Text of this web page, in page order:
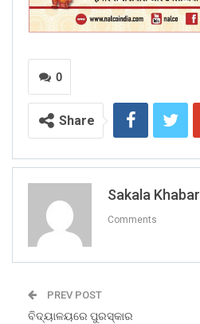
0
Share
Sakala Khabar
Comments
PREV POST
ବିଦ୍ୟାଳୟରେ ପୁରସ୍କାର